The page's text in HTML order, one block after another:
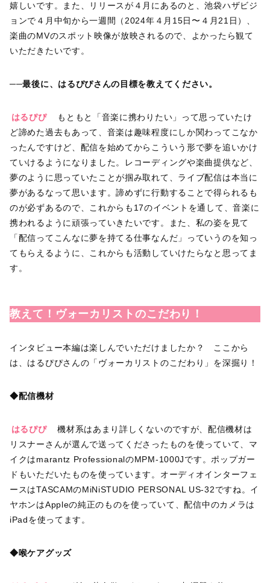
嬉しいです。また、リリースが４月にあるのと、池袋ハザビジ
ョンで４月中旬から一週間（2024年４月15日〜４月21日）、
楽曲のMVのスポット映像が放映されるので、よかったら観て
いただきたいです。
──最後に、はるぴぴさんの目標を教えてください。
はるぴぴ
もともと「音楽に携わりたい」って思っていたけ
ど諦めた過去もあって、音楽は趣味程度にしか関わってこなか
ったんですけど、配信を始めてからこういう形で夢を追いかけ
ていけるようになりました。レコーディングや楽曲提供など、
夢のように思っていたことが掴み取れて、ライブ配信は本当に
夢があるなって思います。諦めずに行動することで得られるも
のが必ずあるので、これからも17のイベントを通して、音楽に
携われるように頑張っていきたいです。また、私の姿を見て
「配信ってこんなに夢を持てる仕事なんだ」っていうのを知っ
てもらえるように、これからも活動していけたらなと思ってま
す。
教えて！ヴォーカリストのこだわり！
インタビュー本編は楽しんでいただけましたか？ ここから
は、はるぴぴさんの「ヴォーカリストのこだわり」を深掘り！
◆配信機材
はるぴぴ
機材系はあまり詳しくないのですが、配信機材は
リスナーさんが選んで送ってくださったものを使っていて、マ
イクはmarantz ProfessionalのMPM-1000Jです。ポップガー
ドもいただいたものを使っています。オーディオインターフェ
ースはTASCAMのMiNiSTUDIO PERSONAL US-32ですね。イ
ヤホンはAppleの純正のものを使っていて、配信中のカメラは
iPadを使ってます。
◆喉ケアグッズ